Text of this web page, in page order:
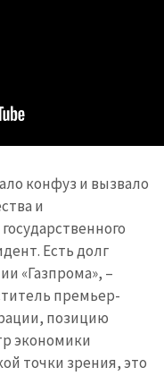
конфуз и вызвало
и
Есть долг
«Газпрома», –
премьер-
позицию
экономики
точки зрения, это